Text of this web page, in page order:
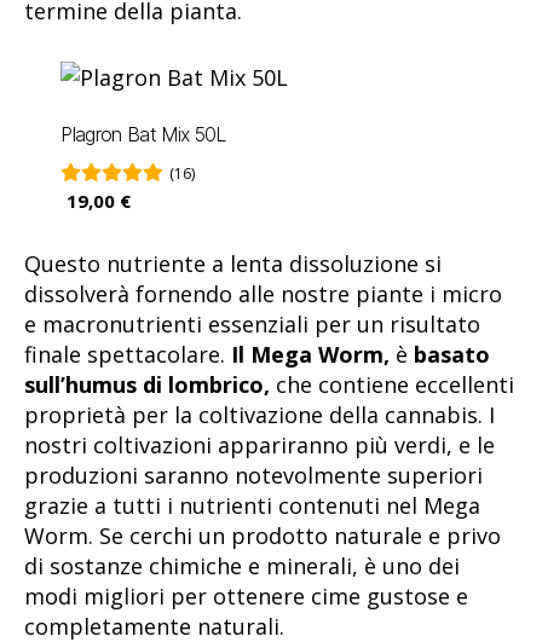
termine della pianta.
Plagron Bat Mix 50L
(16)
19,00 €
Questo nutriente a lenta dissoluzione si
dissolverà fornendo alle nostre piante i micro
e macronutrienti essenziali per un risultato
finale spettacolare. Il Mega Worm, è basato
sull’humus di lombrico, che contiene eccellenti
proprietà per la coltivazione della cannabis. I
nostri coltivazioni appariranno più verdi, e le
produzioni saranno notevolmente superiori
grazie a tutti i nutrienti contenuti nel Mega
Worm. Se cerchi un prodotto naturale e privo
di sostanze chimiche e minerali, è uno dei
modi migliori per ottenere cime gustose e
completamente naturali.